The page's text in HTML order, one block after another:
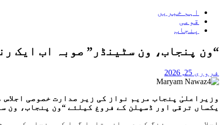
اہم خبریں
قومی
پنجاب
“ون پنجاب، ون سٹینڈر” صوبہ اب ایک
فروری 25, 2026
وزیراعلیٰ پنجاب مریم نواز کی زیر صدارت خصوصی
یکساں ترقی اور ڈسپلن کے فروغ کیلئے “ون پنجاب، ون